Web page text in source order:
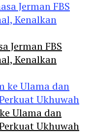
Jerman FBS
Kenalkan
Ulama dan
Ukhuwah